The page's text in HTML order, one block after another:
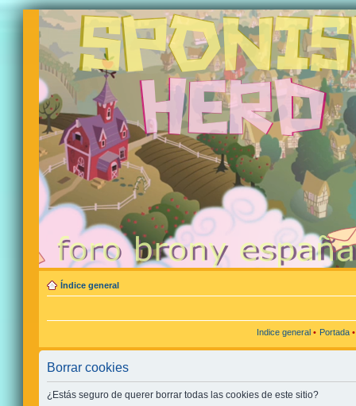
Índice general
Indice general • Portada
Borrar cookies
¿Estás seguro de querer borrar todas las cookies de este sitio?